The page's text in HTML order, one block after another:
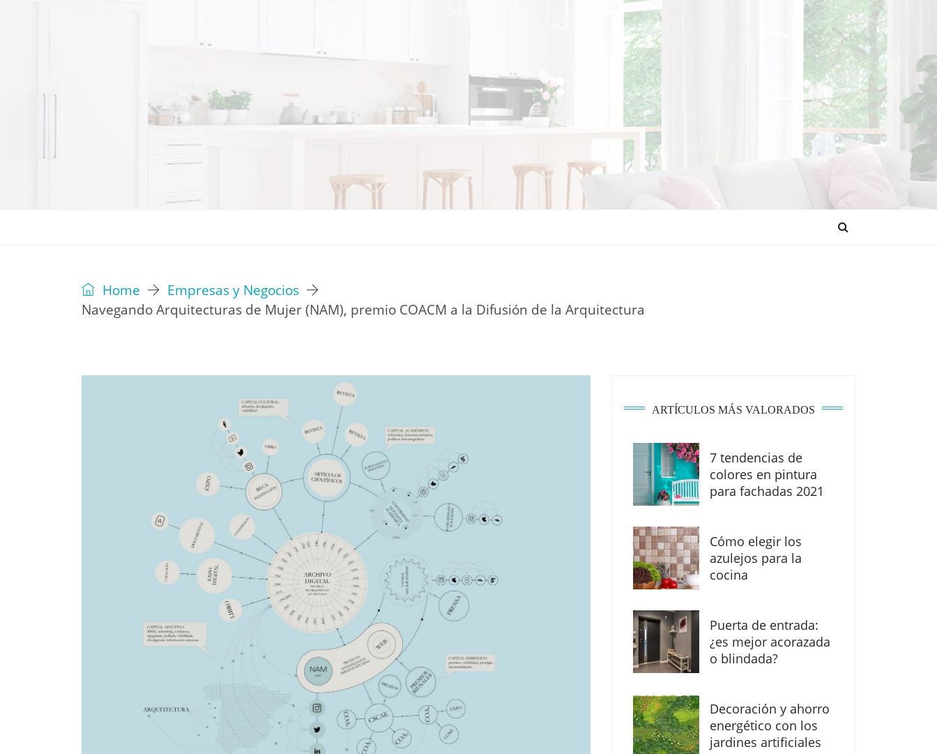
Home
Empresas y Negocios
Navegando Arquitecturas de Mujer (NAM), premio COACM a la Difusión de la Arquitectura
ARTÍCULOS MÁS VALORADOS
7 tendencias de
colores en pintura
para fachadas 2021
Cómo elegir los
azulejos para la
cocina
Puerta de entrada:
¿es mejor acorazada
o blindada?
Decoración y ahorro
energético con los
jardines artificiales